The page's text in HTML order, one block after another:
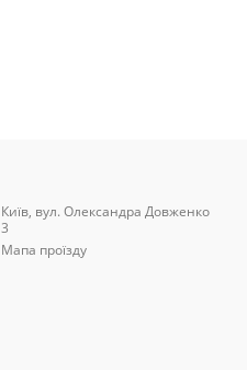
Київ, вул. Олександра Довженко
3
Мапа проїзду